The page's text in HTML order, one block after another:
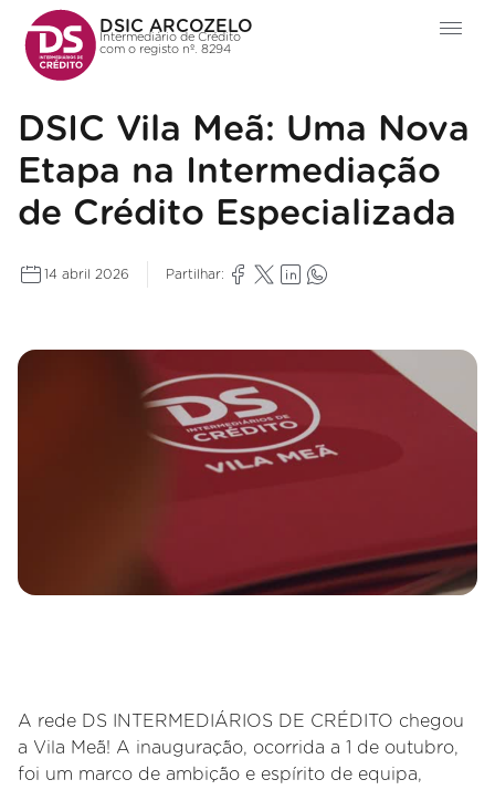
DSIC ARCOZELO
Intermediário de Crédito
com o registo nº. 8294
DSIC Vila Meã: Uma Nova
Etapa na Intermediação
de Crédito Especializada
14 abril 2026 Partilhar:
A rede DS INTERMEDIÁRIOS DE CRÉDITO chegou
a Vila Meã! A inauguração, ocorrida a 1 de outubro,
foi um marco de ambição e espírito de equipa,